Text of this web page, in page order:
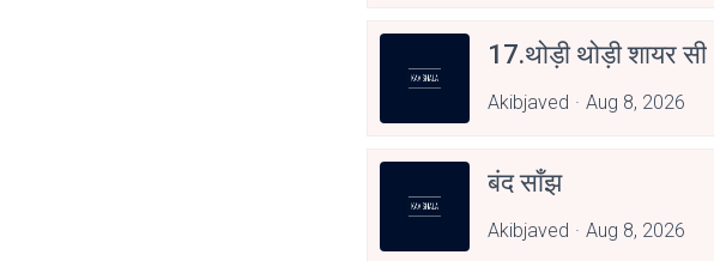
17.थोड़ी थोड़ी शायर सी
Akibjaved Aug 8, 2026
बंद साँझ
Akibjaved Aug 8, 2026